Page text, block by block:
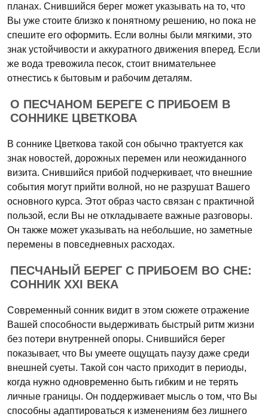
планах. Снившийся берег может указывать на то, что
Вы уже стоите близко к понятному решению, но пока не
спешите его оформить. Если волны были мягкими, это
знак устойчивости и аккуратного движения вперед. Если
же вода тревожила песок, стоит внимательнее
отнестись к бытовым и рабочим деталям.
О ПЕСЧАНОМ БЕРЕГЕ С ПРИБОЕМ В
СОННИКЕ ЦВЕТКОВА
В соннике Цветкова такой сон обычно трактуется как
знак новостей, дорожных перемен или неожиданного
визита. Снившийся прибой подчеркивает, что внешние
события могут прийти волной, но не разрушат Вашего
основного курса. Этот образ часто связан с практичной
пользой, если Вы не откладываете важные разговоры.
Он также может указывать на небольшие, но заметные
перемены в повседневных расходах.
ПЕСЧАНЫЙ БЕРЕГ С ПРИБОЕМ ВО СНЕ:
СОННИК XXI ВЕКА
Современный сонник видит в этом сюжете отражение
Вашей способности выдерживать быстрый ритм жизни
без потери внутренней опоры. Снившийся берег
показывает, что Вы умеете ощущать паузу даже среди
внешней суеты. Такой сон часто приходит в периоды,
когда нужно одновременно быть гибким и не терять
личные границы. Он поддерживает мысль о том, что Вы
способны адаптироваться к изменениям без лишнего